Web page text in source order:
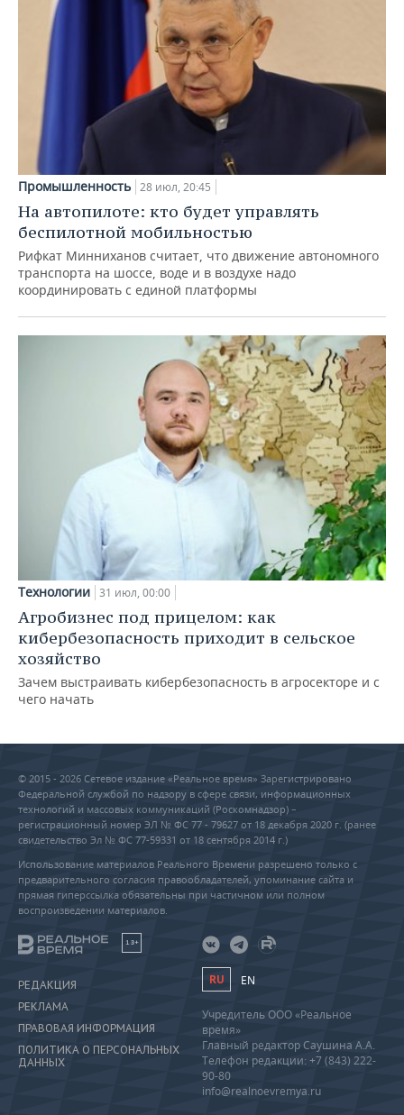
Промышленность 28 июл, 20:45
На автопилоте: кто будет управлять
беспилотной мобильностью
Рифкат Минниханов считает, что движение автономного
транспорта на шоссе, воде и в воздухе надо
координировать с единой платформы
Технологии 31 июл, 00:00
Агробизнес под прицелом: как
кибербезопасность приходит в сельское
хозяйство
Зачем выстраивать кибербезопасность в агросекторе и с
чего начать
© 2015 - 2026 Сетевое издание «Реальное время» Зарегистрировано
Федеральной службой по надзору в сфере связи, информационных
технологий и массовых коммуникаций (Роскомнадзор) –
регистрационный номер ЭЛ № ФС 77 - 79627 от 18 декабря 2020 г. (ранее
свидетельство Эл № ФС 77-59331 от 18 сентября 2014 г.)
Использование материалов Реального Времени разрешено только с
предварительного согласия правообладателей, упоминание сайта и
прямая гиперссылка обязательны при частичном или полном
воспроизведении материалов.
18+
РЕДАКЦИЯ
РЕКЛАМА
ПРАВОВАЯ ИНФОРМАЦИЯ
ПОЛИТИКА О ПЕРСОНАЛЬНЫХ
ДАННЫХ
RU EN
Учредитель ООО «Реальное
время»
Главный редактор Саушина А.А.
Телефон редакции: +7 (843) 222-
90-80
info@realnoevremya.ru